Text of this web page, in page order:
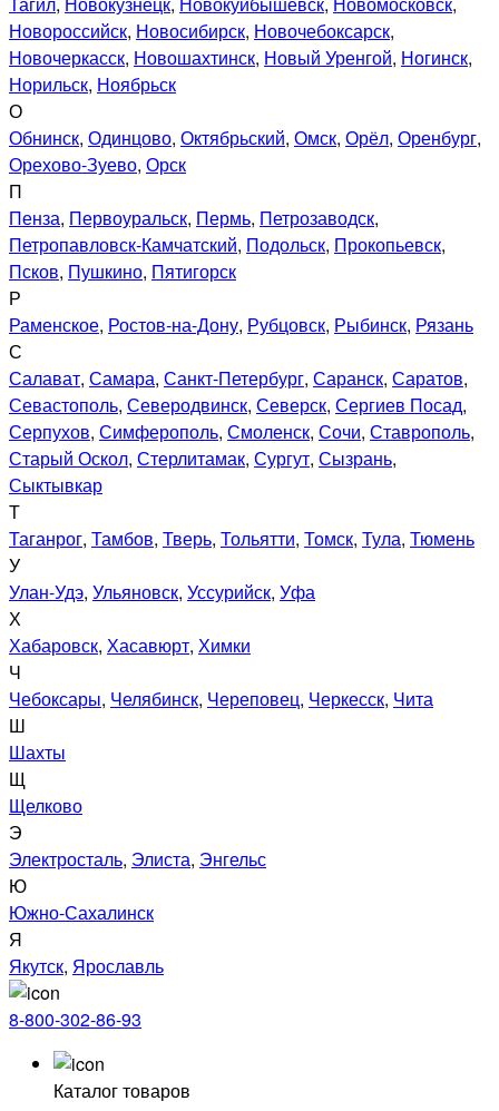
Новороссийск, Новосибирск, Новочебоксарск,
Новочеркасск, Новошахтинск, Новый Уренгой, Ногинск,
Норильск, Ноябрьск
О
Обнинск, Одинцово, Октябрьский, Омск, Орёл, Оренбург,
Орехово-Зуево, Орск
П
Пенза, Первоуральск, Пермь, Петрозаводск,
Петропавловск-Камчатский, Подольск, Прокопьевск,
Псков, Пушкино, Пятигорск
Р
Раменское, Ростов-на-Дону, Рубцовск, Рыбинск, Рязань
С
Салават, Самара, Санкт-Петербург, Саранск, Саратов,
Севастополь, Северодвинск, Северск, Сергиев Посад,
Серпухов, Симферополь, Смоленск, Сочи, Ставрополь,
Старый Оскол, Стерлитамак, Сургут, Сызрань,
Сыктывкар
Т
Таганрог, Тамбов, Тверь, Тольятти, Томск, Тула, Тюмень
У
Улан-Удэ, Ульяновск, Уссурийск, Уфа
Х
Хабаровск, Хасавюрт, Химки
Ч
Чебоксары, Челябинск, Череповец, Черкесск, Чита
Ш
Шахты
Щ
Щелково
Э
Электросталь, Элиста, Энгельс
Ю
Южно-Сахалинск
Я
Якутск, Ярославль
8-800-302-86-93
Каталог товаров